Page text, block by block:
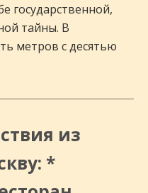
государственной,
тайны. В
метров с десятью
из
*